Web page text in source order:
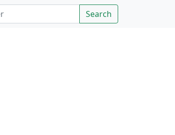
Rechercher
Search